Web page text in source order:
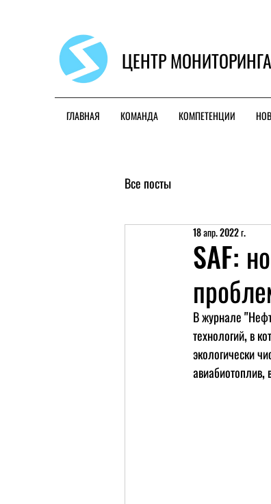
ЦЕНТР
ГЛАВНАЯ КОМАНДА КОМПЕТЕНЦИИ
Все посты
SAF:
18 апр. 2022 г.
В журнале
технологий, в
экологически